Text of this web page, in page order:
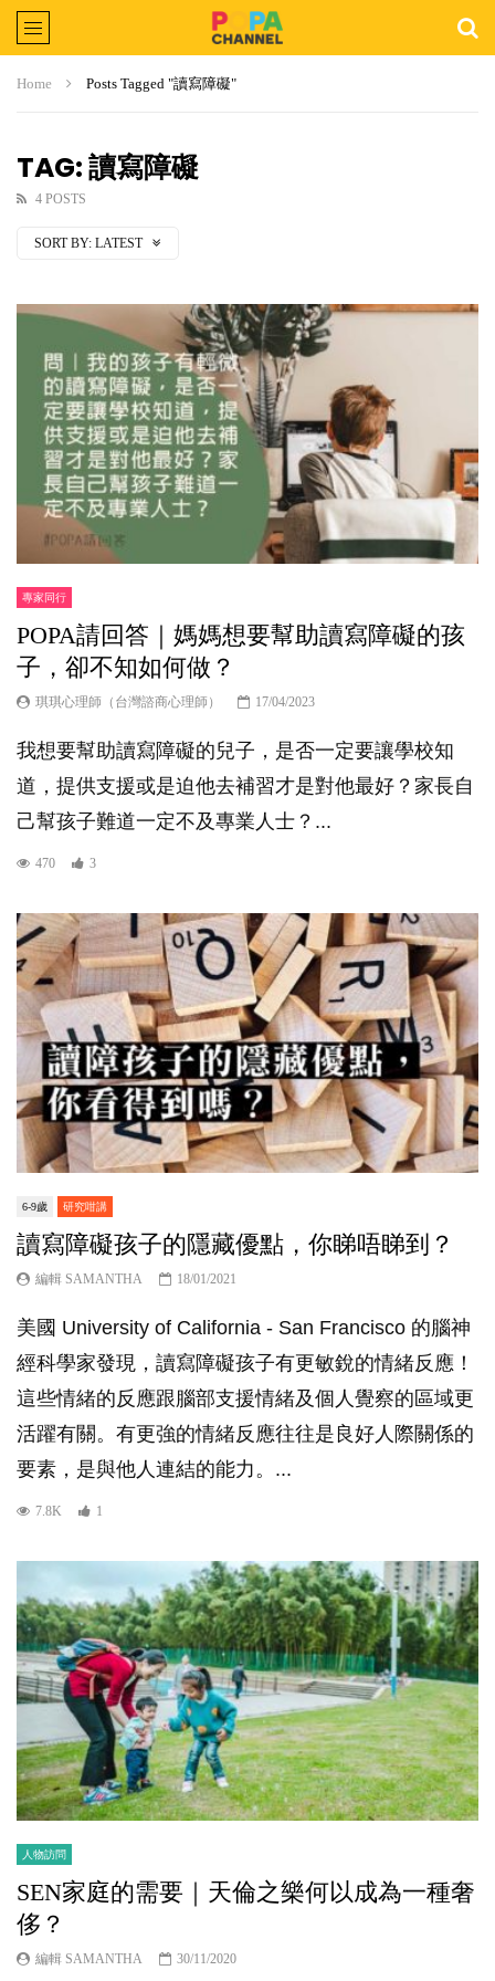
Home Posts Tagged "讀寫障礙"
TAG: 讀寫障礙
4 POSTS
SORT BY: LATEST
專家同行
POPA請回答｜媽媽想要幫助讀寫障礙的孩
子，卻不知如何做？
琪琪心理師（台灣諮商心理師） 17/04/2023
我想要幫助讀寫障礙的兒子，是否一定要讓學校知
道，提供支援或是迫他去補習才是對他最好？家長自
己幫孩子難道一定不及專業人士？...
470 3
6-9歲 研究咁講
讀寫障礙孩子的隱藏優點，你睇唔睇到？
編輯 SAMANTHA 18/01/2021
美國 University of California - San Francisco 的腦神
經科學家發現，讀寫障礙孩子有更敏銳的情緒反應！
這些情緒的反應跟腦部支援情緒及個人覺察的區域更
活躍有關。有更強的情緒反應往往是良好人際關係的
要素，是與他人連結的能力。...
7.8K 1
人物訪問
SEN家庭的需要｜天倫之樂何以成為一種奢
侈？
編輯 SAMANTHA 30/11/2020